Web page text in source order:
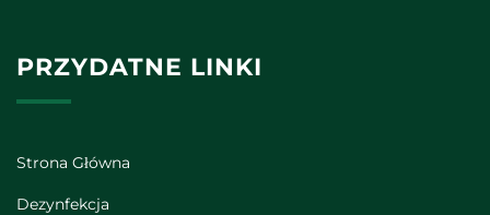
PRZYDATNE LINKI
Strona Główna
Dezynfekcja